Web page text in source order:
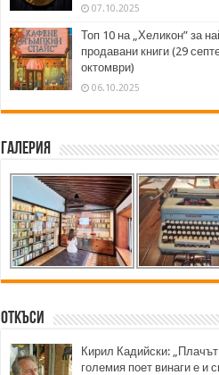
07.10.2025
Топ 10 на „Хеликон” за
продавани книги (29
октомври)
06.10.2025
Галерия
Откъси
Кирил Кадийски:
големия поет винаги е и